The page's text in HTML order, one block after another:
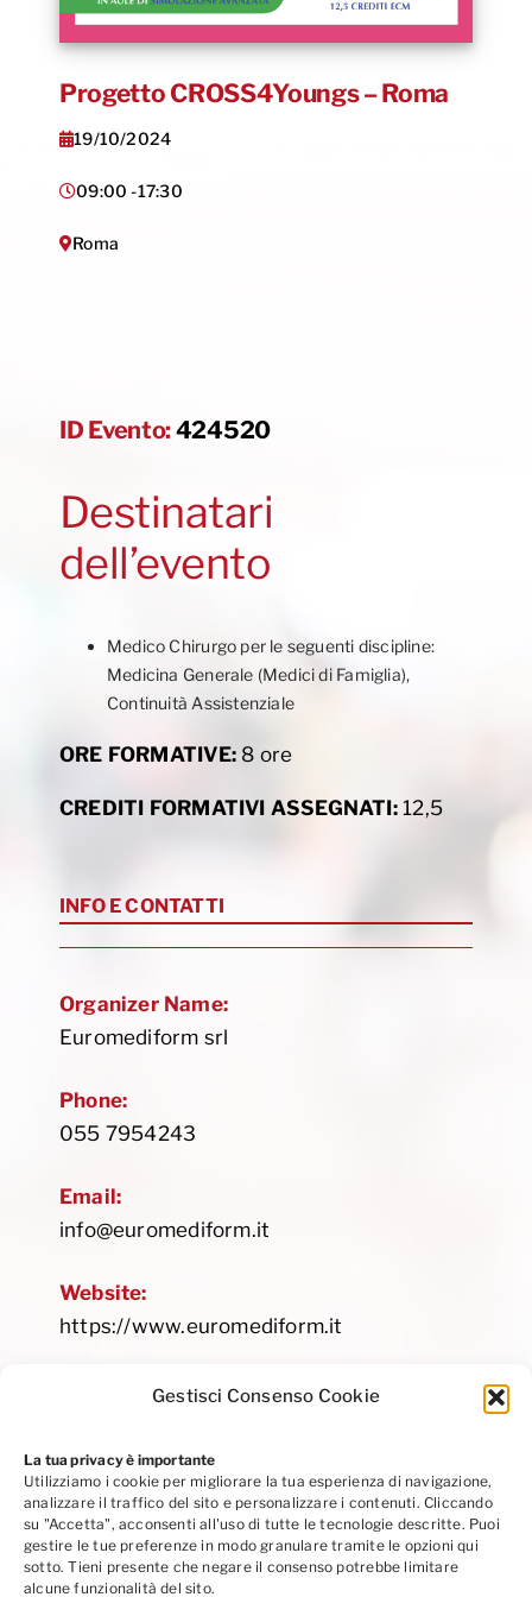
Gestisci Consenso Cookie
La tua privacy è importante
Utilizziamo i cookie per migliorare la tua esperienza di navigazione,
analizzare il traffico del sito e personalizzare i contenuti. Cliccando
su "Accetta", acconsenti all'uso di tutte le tecnologie descritte. Puoi
gestire le tue preferenze in modo granulare tramite le opzioni qui
sotto. Tieni presente che negare il consenso potrebbe limitare
alcune funzionalità del sito.
Progetto CROSS4Youngs – Roma
19/10/2024
09:00 -17:30
Roma
ID Evento:424520
Destinatari
dell’evento
Medico Chirurgo per le seguenti discipline:
Medicina Generale (Medici di Famiglia),
Continuità Assistenziale
ORE FORMATIVE:8 ore
CREDITI FORMATIVI ASSEGNATI:12,5
INFO E CONTATTI
Organizer Name:
Euromediform srl
Phone:
055 7954243
Email:
info@euromediform.it
Website:
https://www.euromediform.it
Privacy Policy|Cookie Policy|Codice Etico
Seguici su Linkedin